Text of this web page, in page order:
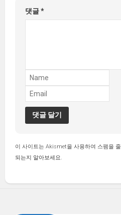
댓글*
이 사이트는 Akismet을 사용하여 스팸을
되는지 알아보세요.